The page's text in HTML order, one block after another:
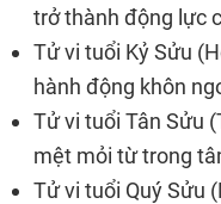
trở thành động lực
Tử vi tuổi Kỷ Sửu
hành động khôn
Tử vi tuổi Tân Sửu
mệt mỏi từ trong
Tử vi tuổi Quý Sửu